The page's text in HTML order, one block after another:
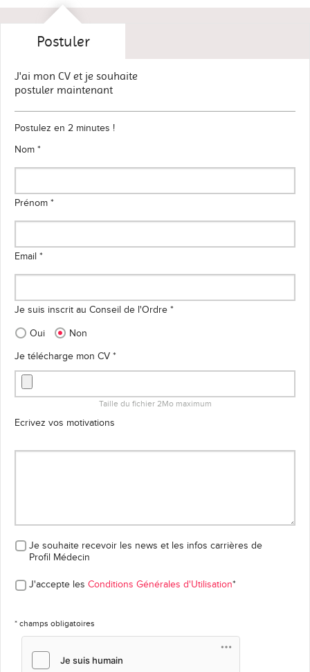
Postuler
J'ai mon CV et je souhaite
postuler maintenant
Postulez en 2 minutes !
Nom *
Prénom *
Email *
Je suis inscrit au Conseil de l'Ordre *
Oui
Non
Je télécharge mon CV *
Taille du fichier 2Mo maximum
Ecrivez vos motivations
Je souhaite recevoir les news et les infos carrières de
Profil Médecin
J'accepte les Conditions Générales d'Utilisation*
* champs obligatoires